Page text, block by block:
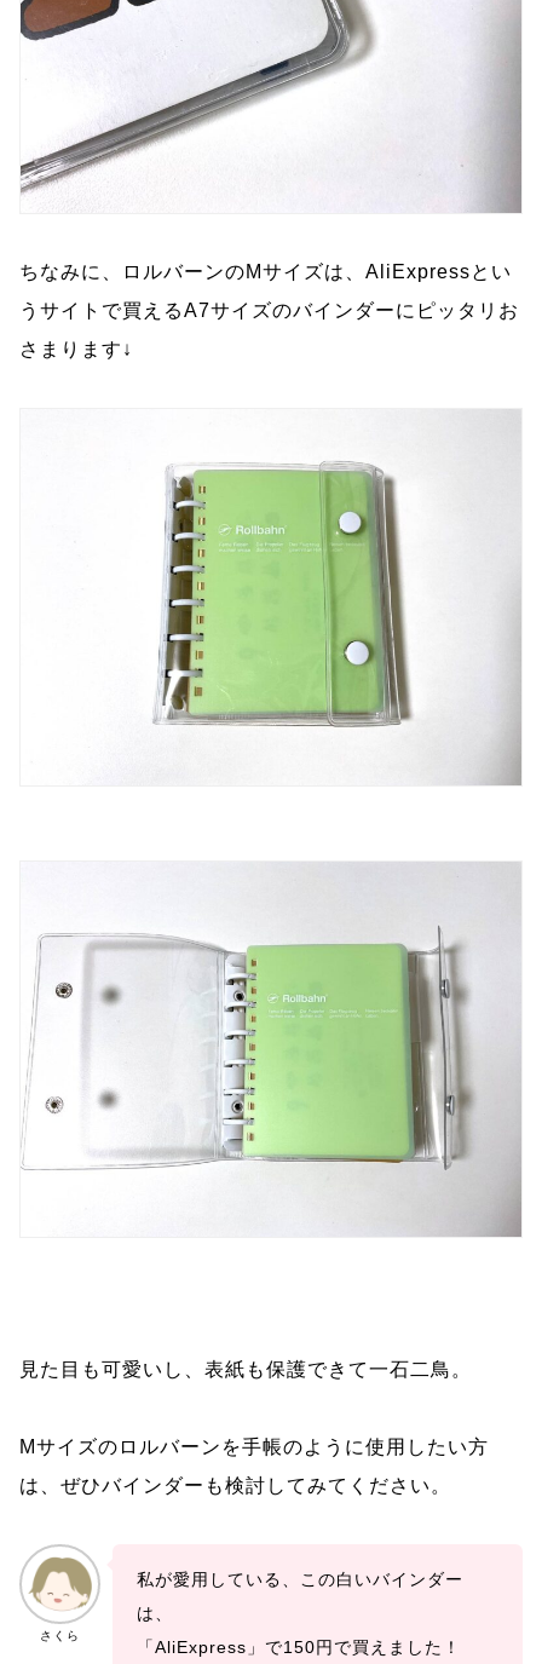
ちなみに、ロルバーンのMサイズは、AliExpressとい
うサイトで買えるA7サイズのバインダーにピッタリお
さまります↓
見た目も可愛いし、表紙も保護できて一石二鳥。
Mサイズのロルバーンを手帳のように使用したい方
は、ぜひバインダーも検討してみてください。
さくら
私が愛用している、この白いバインダー
は、
「AliExpress」で150円で買えました！